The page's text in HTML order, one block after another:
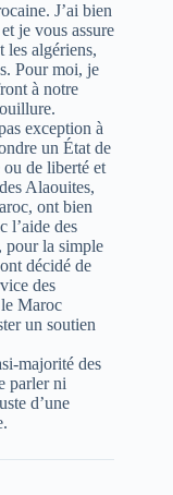
J’ai bien
je vous assure
les algériens,
Pour moi, je
à notre
exception à
un État de
de liberté et
Alaouites,
ont bien
l’aide des
pour la simple
décidé de
des
Maroc
un soutien
majorité des
parler ni
d’une